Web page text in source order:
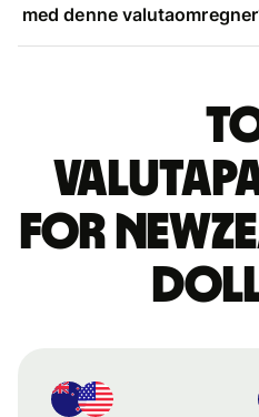
med denne
for